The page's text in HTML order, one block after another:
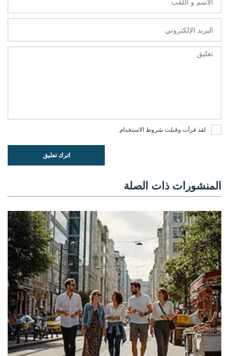
لقد قرأت وقبلت شروط الاستخدام.
اترك تعليق
المنشورات ذات الصلة